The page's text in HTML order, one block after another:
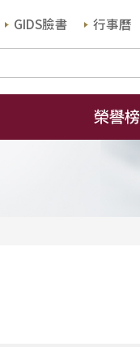
GIDS臉書 行事曆
榮譽榜